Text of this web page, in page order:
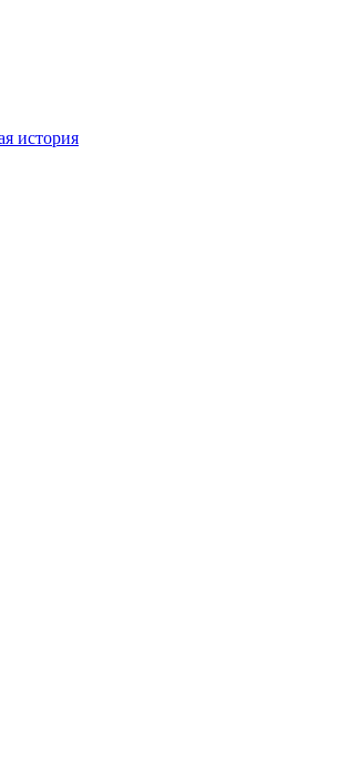
история